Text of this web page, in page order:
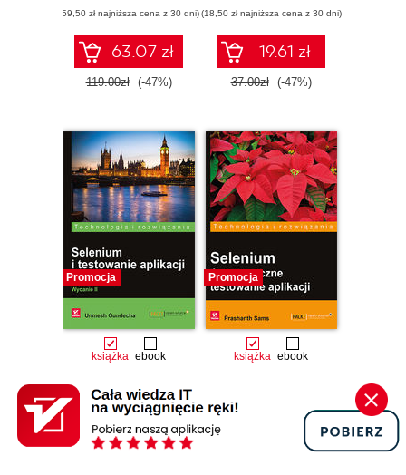
(59,50 zł najniższa cena z 30 dni)
63.07 zł
119.00zł (-47%)
(18,50 zł najniższa cena z 30 dni)
19.61 zł
37.00zł (-47%)
Promocja
książka ebook
Selenium i
testowanie
aplikacji.
Receptury.
Unmesh Gundecha
Promocja
książka ebook
Automatyczne
testowanie aplikacji
Prashanth Sams